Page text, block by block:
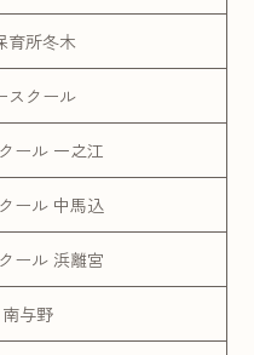
育所冬木
スクール
ール 一之江
ール 中馬込
ール 浜離宮
与野